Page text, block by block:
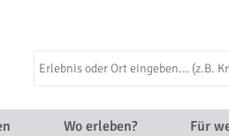
Wo erleben? Für